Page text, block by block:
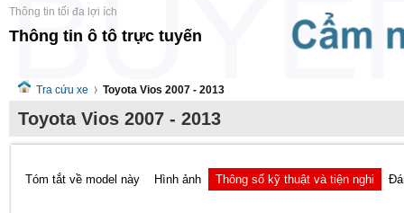
Thông tin tối đa lợi ích
Thông tin ô tô trực tuyến
Tra cứu xe Toyota Vios 2007 - 2013
Toyota Vios 2007 - 2013
Tóm tắt về model này Hình ảnh Thông số kỹ thuật và tiện nghi